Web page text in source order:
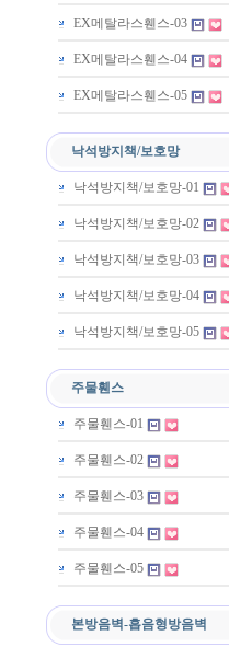
EX메탈라스휀스-03
EX메탈라스휀스-04
EX메탈라스휀스-05
낙석방지책/보호망
낙석방지책/보호망-01
낙석방지책/보호망-02
낙석방지책/보호망-03
낙석방지책/보호망-04
낙석방지책/보호망-05
주물휀스
주물휀스-01
주물휀스-02
주물휀스-03
주물휀스-04
주물휀스-05
본방음벽-흡음형방음벽